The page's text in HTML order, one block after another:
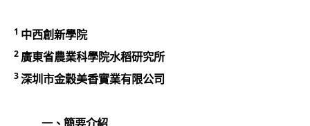
1 中西創新學院
2 廣東省農業科學院水稻研究所
3深圳市金穀美香實業有限公司